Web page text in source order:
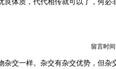
良体质，代代相传就可以了，何必
留言时间
杂交一样。杂交有杂交优势，但杂